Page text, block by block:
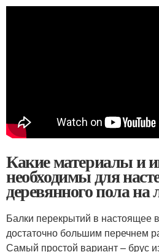
Какие материалы и
необходимы для
деревянного пола на
Балки перекрытий в настоящее
достаточно большим перечнем
Самый простой вариант – брус